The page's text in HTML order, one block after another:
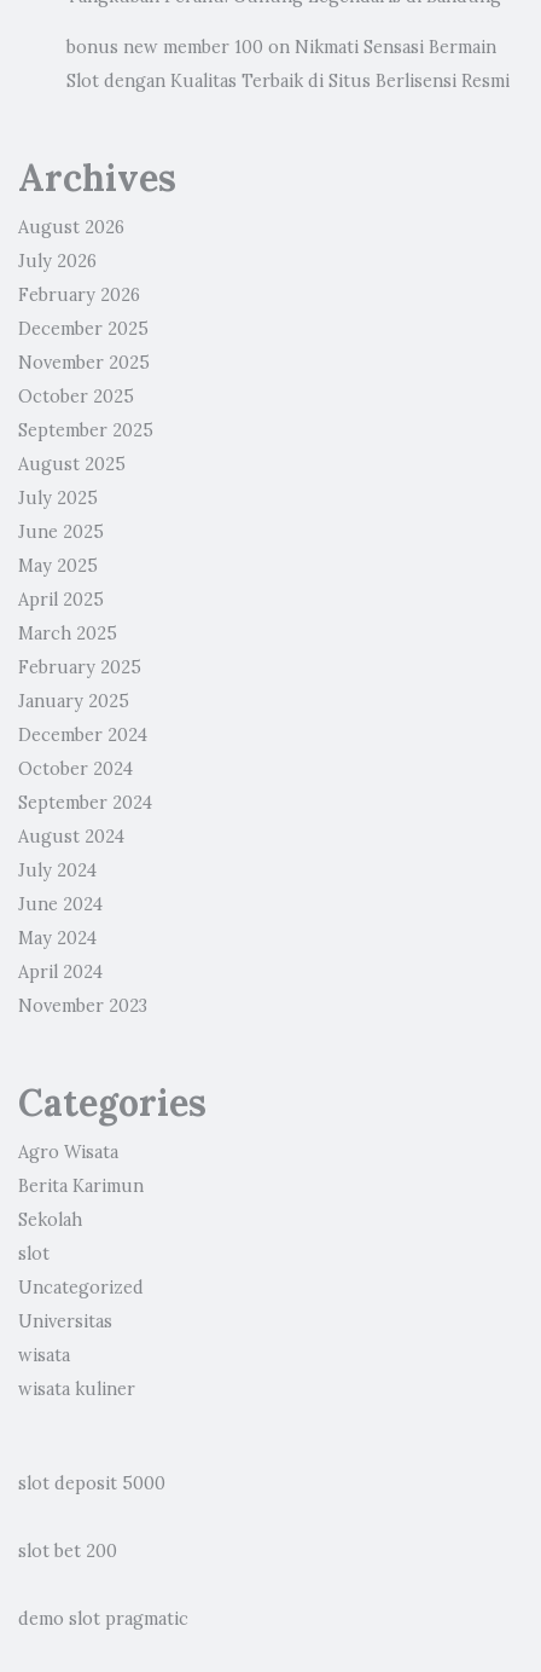
bonus new member 100 on Nikmati Sensasi Bermain
Slot dengan Kualitas Terbaik di Situs Berlisensi Resmi
Archives
August 2026
July 2026
February 2026
December 2025
November 2025
October 2025
September 2025
August 2025
July 2025
June 2025
May 2025
April 2025
March 2025
February 2025
January 2025
December 2024
October 2024
September 2024
August 2024
July 2024
June 2024
May 2024
April 2024
November 2023
Categories
Agro Wisata
Berita Karimun
Sekolah
slot
Uncategorized
Universitas
wisata
wisata kuliner
slot deposit 5000
slot bet 200
demo slot pragmatic